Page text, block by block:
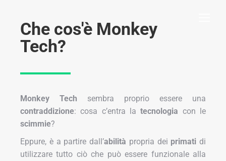
Che cos'è Monkey
Tech?
Monkey Tech sembra proprio essere una
contraddizione: cosa c’entra latecnologia con le
scimmie?
Eppure, è a partire dall’abilità propria dei primati di
utilizzare tutto ciò che può essere funzionale alla